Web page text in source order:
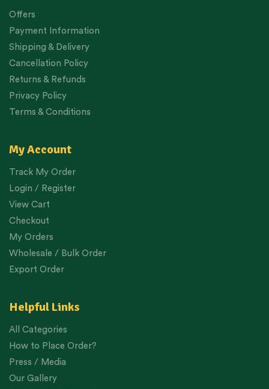
Offers
Payment Information
Shipping & Delivery
Cancellation Policy
Returns & Refunds
Privacy Policy
Terms & Conditions
My Account
Track My Order
Login / Register
View Cart
Checkout
My Orders
Wholesale / Bulk Order
Export Order
Helpful Links
All Categories
How to Place Order?
Press / Media
Our Gallery